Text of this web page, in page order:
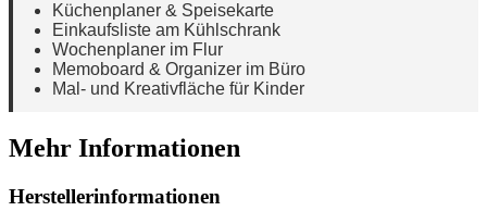
Küchenplaner & Speisekarte
Einkaufsliste am Kühlschrank
Wochenplaner im Flur
Memoboard & Organizer im Büro
Mal- und Kreativfläche für Kinder
Mehr Informationen
Herstellerinformationen